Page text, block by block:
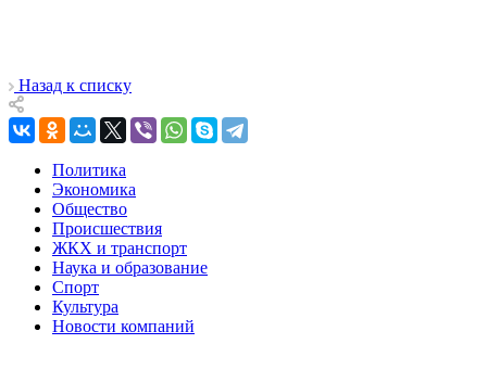
Назад к списку
Политика
Экономика
Общество
Происшествия
ЖКХ и транспорт
Наука и образование
Спорт
Культура
Новости компаний